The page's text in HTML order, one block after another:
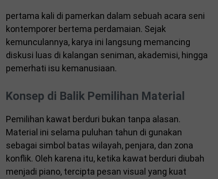
pertama kali di pamerkan dalam sebuah acara seni
kontemporer bertema perdamaian. Sejak
kemunculannya, karya ini langsung memancing
diskusi luas di kalangan seniman, akademisi, hingga
pemerhati isu kemanusiaan.
Konsep di Balik Pemilihan Material
Pemilihan kawat berduri bukan tanpa alasan.
Material ini selama puluhan tahun di gunakan
sebagai simbol batas wilayah, penjara, dan zona
konflik. Oleh karena itu, ketika kawat berduri diubah
menjadi piano, tercipta pesan visual yang kuat